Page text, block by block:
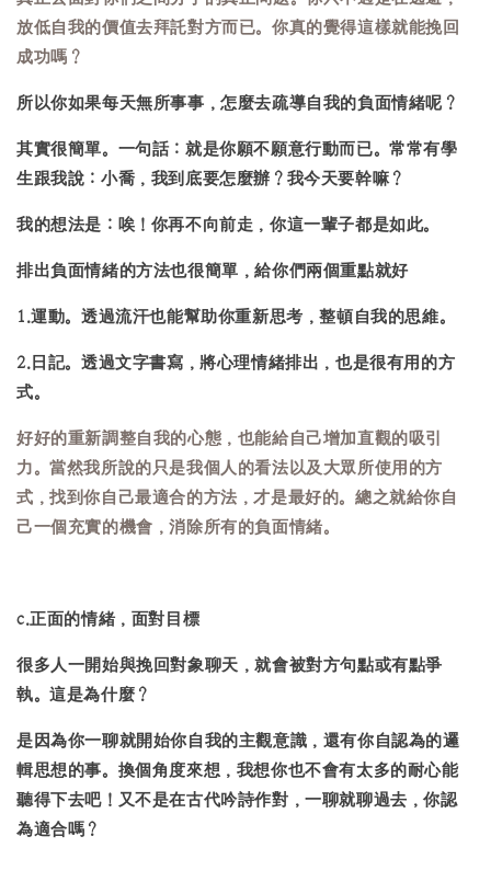
放低自我的價值去拜託對方而已。你真的覺得這樣就能挽回
成功嗎？
所以你如果每天無所事事，怎麼去疏導自我的負面情緒呢？
其實很簡單。一句話：就是你願不願意行動而已。常常有學
生跟我說：小喬，我到底要怎麼辦？我今天要幹嘛？
我的想法是：唉！你再不向前走，你這一輩子都是如此。
排出負面情緒的方法也很簡單，給你們兩個重點就好
1.運動。透過流汗也能幫助你重新思考，整頓自我的思維。
2.日記。透過文字書寫，將心理情緒排出，也是很有用的方
式。
好好的重新調整自我的心態，也能給自己增加直觀的吸引
力。當然我所說的只是我個人的看法以及大眾所使用的方
式，找到你自己最適合的方法，才是最好的。總之就給你自
己一個充實的機會，消除所有的負面情緒。
c.正面的情緒，面對目標
很多人一開始與挽回對象聊天，就會被對方句點或有點爭
執。這是為什麼？
是因為你一聊就開始你自我的主觀意識，還有你自認為的邏
輯思想的事。換個角度來想，我想你也不會有太多的耐心能
聽得下去吧！又不是在古代吟詩作對，一聊就聊過去，你認
為適合嗎？